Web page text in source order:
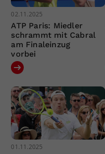
02.11.2025
ATP Paris: Miedler
schrammt mit Cabral
am Finaleinzug
vorbei
01.11.2025